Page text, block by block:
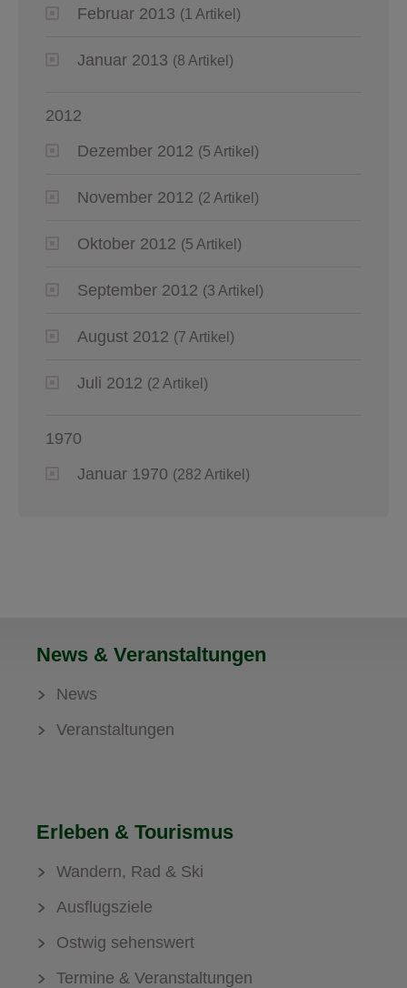
Februar 2013 (1 Artikel)
Januar 2013 (8 Artikel)
2012
Dezember 2012 (5 Artikel)
November 2012 (2 Artikel)
Oktober 2012 (5 Artikel)
September 2012 (3 Artikel)
August 2012 (7 Artikel)
Juli 2012 (2 Artikel)
1970
Januar 1970 (282 Artikel)
News & Veranstaltungen
News
Veranstaltungen
Erleben & Tourismus
Wandern, Rad & Ski
Ausflugsziele
Ostwig sehenswert
Termine & Veranstaltungen